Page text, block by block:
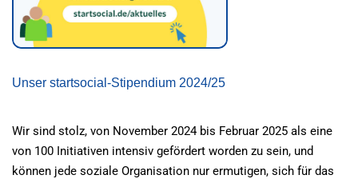
Unser startsocial-Stipendium 2024/25
Wir sind stolz, von November 2024 bis Februar 2025 als eine
von 100 Initiativen intensiv gefördert worden zu sein, und
können jede soziale Organisation nur ermutigen, sich für das